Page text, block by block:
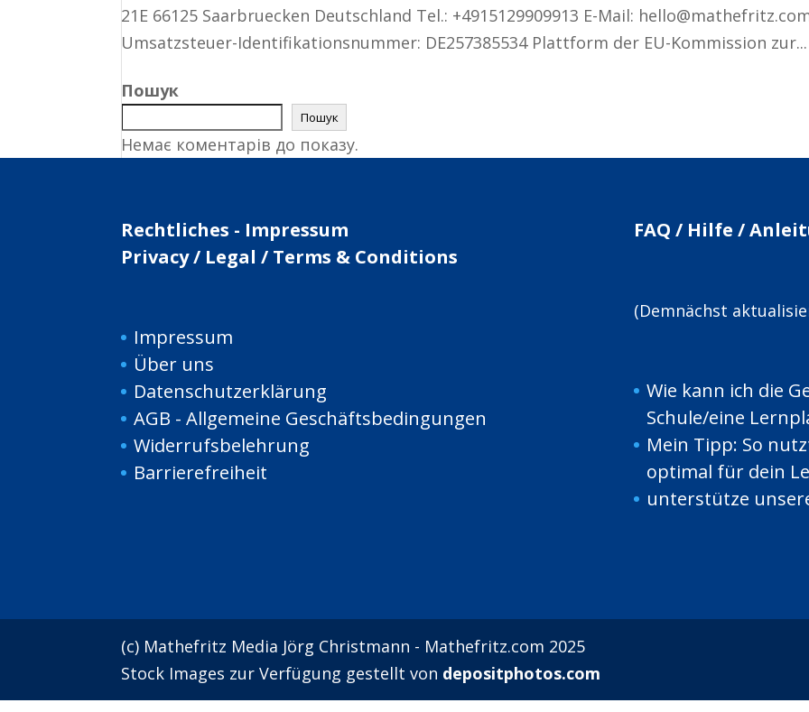
21E 66125 Saarbruecken Deutschland Tel.: +4915129909913 E-Mail:
Umsatzsteuer-Identifikationsnummer: DE257385534 Plattform der EU-Kommission zur...
Пошук
Пошук
Немає коментарів до показу.
Rechtliches - Impressum
Privacy / Legal / Terms & Conditions
Impressum
Über uns
Datenschutzerklärung
AGB - Allgemeine Geschäftsbedingungen
Widerrufsbelehrung
Barrierefreiheit
FAQ / Hilfe /
(Demnächst
Wie kann ich die
Schule/eine
Mein Tipp: So
optimal für dein
unterstütze
(c) Mathefritz Media Jörg Christmann - Mathefritz.com 2025
Stock Images zur Verfügung gestellt von depositphotos.com